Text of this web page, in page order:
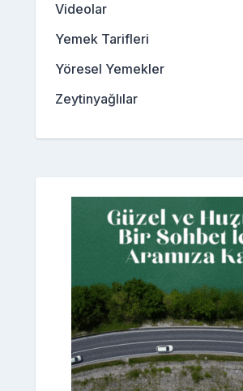
Videolar
Yemek Tarifleri
Yöresel Yemekler
Zeytinyağlılar